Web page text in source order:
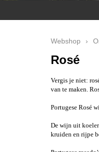
Webshop ›
Rosé
Vergis je niet:
van te maken.
Portugese Rosé
De wijn uit
kruiden en rijpe